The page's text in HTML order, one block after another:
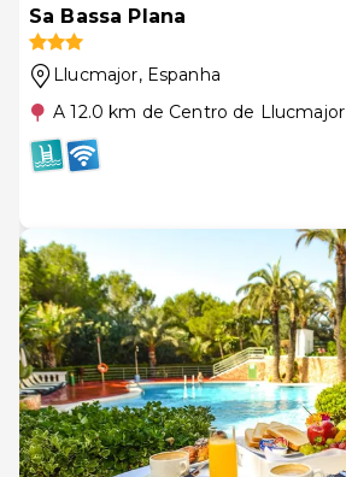
Sa Bassa Plana
Llucmajor, Espanha
A 12.0 km de Centro de Llucmajor